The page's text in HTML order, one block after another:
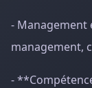
- Management
management,
-